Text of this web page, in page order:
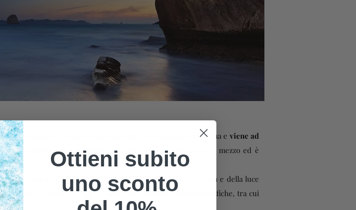
famosa per la sua bellezza naturale e la sua acqua cristallina e viene ad
Sardegna . La spiaggia è lunga circa un chilometro e mezzo ed è
dato alla spiaggia a causa della forma a mezzaluna della baia e della luce
è stata anche il set di diverse produzioni cinematografiche, tra cui
Ottieni subito
uno sconto